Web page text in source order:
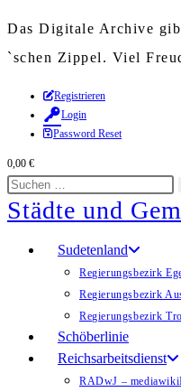
Das Digitale Archive
`schen Zippel. Viel
Zum
Inhalt
springen
Registrieren
Login
Password Reset
0,00 €
Diese
Website
durchsuchen
Städte und
Sudetenland
Regierungsbezirk
Regierungsbezirk
Regierungsbezirk
Schöberlinie
Reichsarbeitsdienst
RADwJ – mediawiki